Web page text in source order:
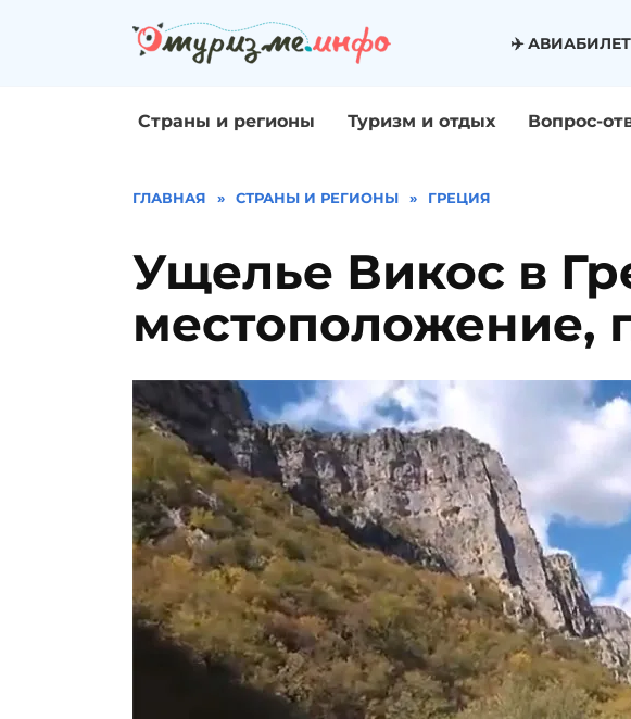
✈️
Страны и регионы Туризм и отдых Вопрос-
ГЛАВНАЯ » СТРАНЫ И РЕГИОНЫ » ГРЕЦИЯ
Ущелье Викос в
местоположение,